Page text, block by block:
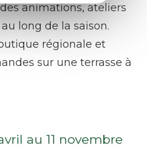
animations, ateliers
long de la saison.
régionale et
sur une terrasse à
au 11 novembre